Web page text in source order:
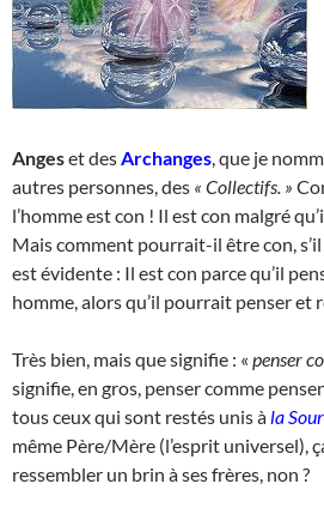
Angeset des Archanges , que je
autres personnes, des « Collectifs. »
l’homme est con ! Il est con malgré
Mais comment pourrait-il être con,
est évidente : Il est con parce qu’il
homme, alors qu’il pourrait penser et
Très bien, mais que signifie : « penser
signifie, en gros, penser comme
tous ceux qui sont restés unis à la
même Père/Mère (l’esprit universel),
ressembler un brin à ses frères, non ?